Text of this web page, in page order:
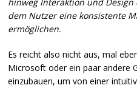
dem Nutzer eine konsistente
ermöglichen.
Es reicht also nicht aus, mal
Microsoft oder ein paar andere
einzubauen, um von einer